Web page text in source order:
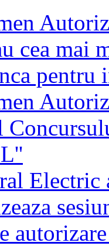
cea mai
pentru
Electric